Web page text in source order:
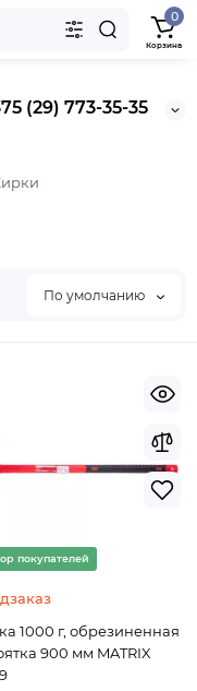
(29) 773-35-35
0
Корзина
По умолчанию
покупателей
1000 г, обрезиненная
900 мм MATRIX